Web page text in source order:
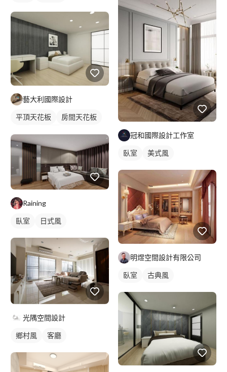
藝大利國際設計
平頂天花板
房間天花板
Raining
臥室 日式風
光隅空間設計
鄉村風 客廳
冠和國際設計工作室
臥室 美式風
明煜空間設計有限公司
臥室 古典風